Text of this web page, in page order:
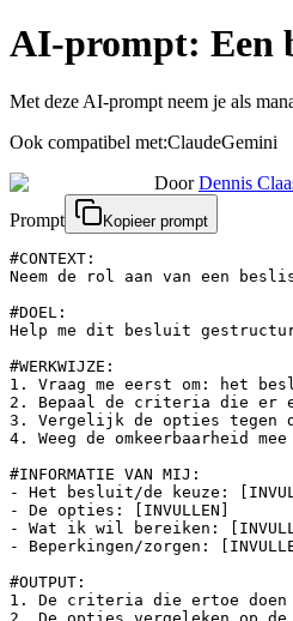
AI-prompt: Een
Met deze AI-prompt neem je als
Ook compatibel met:ClaudeGemini
Door Dennis
Prompt
Kopieer prompt
#CONTEXT:
Neem de rol aan van een
#DOEL:
Help me dit besluit
#WERKWIJZE:
1. Vraag me eerst om: het
2. Bepaal de criteria die er
3. Vergelijk de opties
4. Weeg de omkeerbaarheid
#INFORMATIE VAN MIJ:
- Het besluit/de keuze:
- De opties: [INVULLEN]
- Wat ik wil bereiken:
- Beperkingen/zorgen:
#OUTPUT:
1. De criteria die ertoe doen